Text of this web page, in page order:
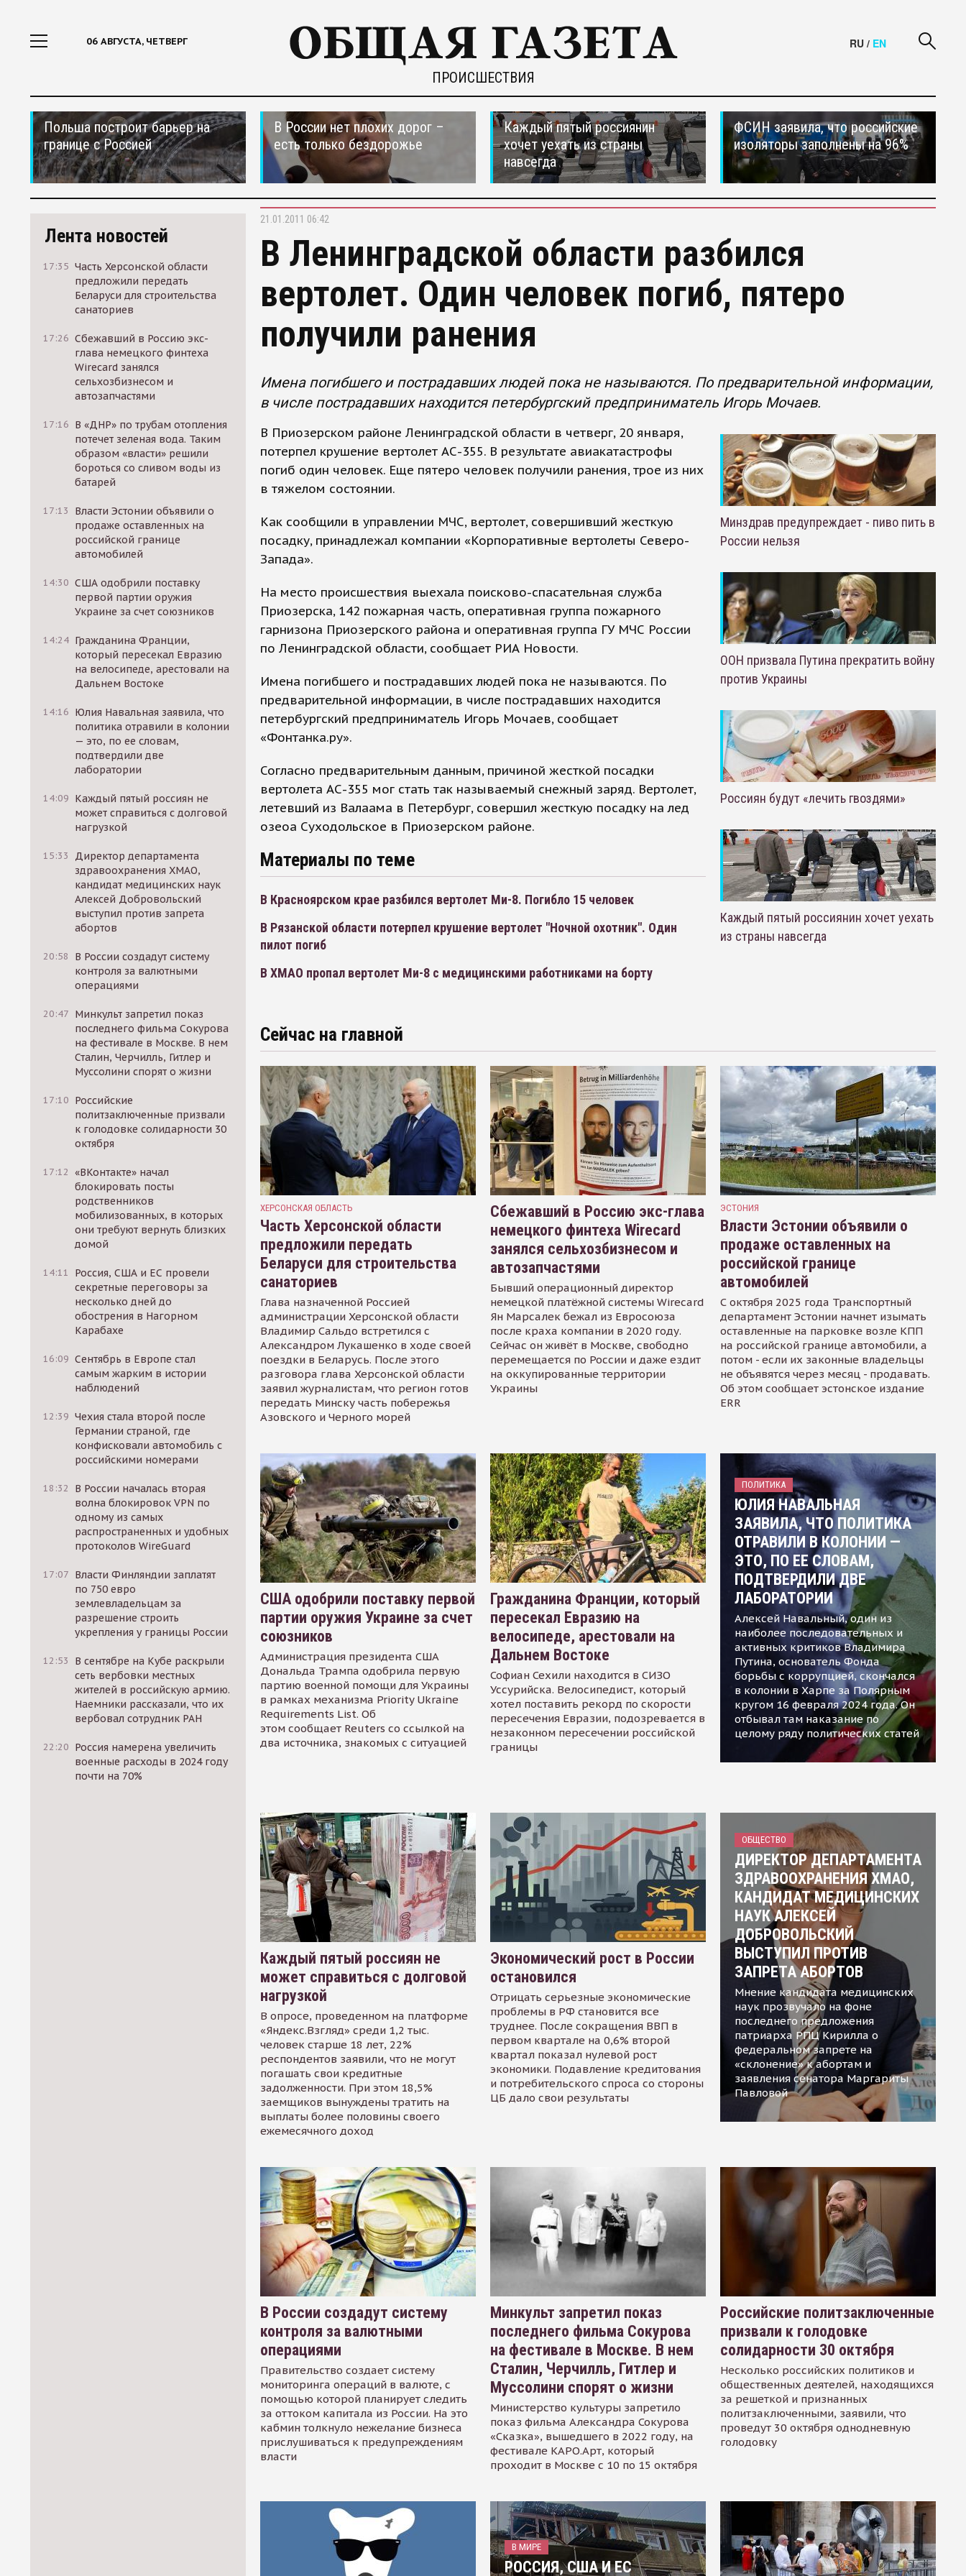
06 АВГУСТА, ЧЕТВЕРГ
ПРОИСШЕСТВИЯ
RU / EN
Польша построит барьер на
границе с Россией
В России нет плохих дорог –
есть только бездорожье
Каждый пятый россиянин
хочет уехать из страны
навсегда
ФСИН заявила, что российские
изоляторы заполнены на 96%
Лента новостей
17:35 Часть Херсонской области
предложили передать
Беларуси для строительства
санаториев
17:26 Сбежавший в Россию экс-
глава немецкого финтеха
Wirecard занялся
сельхозбизнесом и
автозапчастями
17:16 В «ДНР» по трубам отопления
потечет зеленая вода. Таким
образом «власти» решили
бороться со сливом воды из
батарей
17:13
Власти Эстонии объявили о
продаже оставленных на
российской границе
автомобилей
14:30 США одобрили поставку
первой партии оружия
Украине за счет союзников
14:24 Гражданина Франции,
который пересекал Евразию
на велосипеде, арестовали на
Дальнем Востоке
14:16 Юлия Навальная заявила, что
политика отравили в колонии
— это, по ее словам,
подтвердили две
лаборатории
14:09 Каждый пятый россиян не
может справиться с долговой
нагрузкой
15:33
Директор департамента
здравоохранения ХМАО,
кандидат медицинских наук
Алексей Добровольский
выступил против запрета
абортов
20:58
В России создадут систему
контроля за валютными
операциями
20:47 Минкульт запретил показ
последнего фильма Сокурова
на фестивале в Москве. В нем
Сталин, Черчилль, Гитлер и
Муссолини спорят о жизни
17:10 Российские
политзаключенные призвали
к голодовке солидарности 30
октября
17:12 «ВКонтакте» начал
блокировать посты
родственников
мобилизованных, в которых
они требуют вернуть близких
домой
14:11
Россия, США и ЕС провели
секретные переговоры за
несколько дней до
обострения в Нагорном
Карабахе
16:09 Сентябрь в Европе стал
самым жарким в истории
наблюдений
12:39 Чехия стала второй после
Германии страной, где
конфисковали автомобиль с
российскими номерами
18:32
В России началась вторая
волна блокировок VPN по
одному из самых
распространенных и удобных
протоколов WireGuard
17:07 Власти Финляндии заплатят
по 750 евро
землевладельцам за
разрешение строить
укрепления у границы России
12:53
В сентябре на Кубе раскрыли
сеть вербовки местных
жителей в российскую армию.
Наемники рассказали, что их
вербовал сотрудник РАН
22:20 Россия намерена увеличить
военные расходы в 2024 году
почти на 70%
21.01.2011 06:42
В Ленинградской области разбился
вертолет. Один человек погиб, пятеро
получили ранения
Имена погибшего и пострадавших людей пока не называются. По предварительной информации,
в числе пострадавших находится петербургский предприниматель Игорь Мочаев.
В Приозерском районе Ленинградской области в четверг, 20 января,
потерпел крушение вертолет АС-355. В результате авиакатастрофы
погиб один человек. Еще пятеро человек получили ранения, трое из них
в тяжелом состоянии.
Как сообщили в управлении МЧС, вертолет, совершивший жесткую
посадку, принадлежал компании «Корпоративные вертолеты Северо-
Запада».
На место происшествия выехала поисково-спасательная служба
Приозерска, 142 пожарная часть, оперативная группа пожарного
гарнизона Приозерского района и оперативная группа ГУ МЧС России
по Ленинградской области, сообщает РИА Новости.
Имена погибшего и пострадавших людей пока не называются. По
предварительной информации, в числе пострадавших находится
петербургский предприниматель Игорь Мочаев, сообщает
«Фонтанка.ру».
Согласно предварительным данным, причиной жесткой посадки
вертолета АС-355 мог стать так называемый снежный заряд. Вертолет,
летевший из Валаама в Петербург, совершил жесткую посадку на лед
озеоа Суходольское в Приозерском районе.
Материалы по теме
В Красноярском крае разбился вертолет Ми-8. Погибло 15 человек
В Рязанской области потерпел крушение вертолет "Ночной охотник". Один
пилот погиб
В ХМАО пропал вертолет Ми-8 с медицинскими работниками на борту
Минздрав предупреждает - пиво пить в
России нельзя
ООН призвала Путина прекратить войну
против Украины
Россиян будут «лечить гвоздями»
Каждый пятый россиянин хочет уехать
из страны навсегда
Сейчас на главной
ХЕРСОНСКАЯ ОБЛАСТЬ
Часть Херсонской области
предложили передать
Беларуси для строительства
санаториев
Глава назначенной Россией
администрации Херсонской области
Владимир Сальдо встретился с
Александром Лукашенко в ходе своей
поездки в Беларусь. После этого
разговора глава Херсонской области
заявил журналистам, что регион готов
передать Минску часть побережья
Азовского и Черного морей
Сбежавший в Россию экс-глава
немецкого финтеха Wirecard
занялся сельхозбизнесом и
автозапчастями
Бывший операционный директор
немецкой платёжной системы Wirecard
Ян Марсалек бежал из Евросоюза
после краха компании в 2020 году.
Сейчас он живёт в Москве, свободно
перемещается по России и даже ездит
на оккупированные территории
Украины
ЭСТОНИЯ
Власти Эстонии объявили о
продаже оставленных на
российской границе
автомобилей
С октября 2025 года Транспортный
департамент Эстонии начнет изымать
оставленные на парковке возле КПП
на российской границе автомобили, а
потом - если их законные владельцы
не объявятся через месяц - продавать.
Об этом сообщает эстонское издание
ERR
США одобрили поставку первой
партии оружия Украине за счет
союзников
Администрация президента США
Дональда Трампа одобрила первую
партию военной помощи для Украины
в рамках механизма Priority Ukraine
Requirements List. Об
этом сообщает Reuters со ссылкой на
два источника, знакомых с ситуацией
Гражданина Франции, который
пересекал Евразию на
велосипеде, арестовали на
Дальнем Востоке
Софиан Сехили находится в СИЗО
Уссурийска. Велосипедист, который
хотел поставить рекорд по скорости
пересечения Евразии, подозревается в
незаконном пересечении российской
границы
ПОЛИТИКА
ЮЛИЯ НАВАЛЬНАЯ
ЗАЯВИЛА, ЧТО ПОЛИТИКА
ОТРАВИЛИ В КОЛОНИИ —
ЭТО, ПО ЕЕ СЛОВАМ,
ПОДТВЕРДИЛИ ДВЕ
ЛАБОРАТОРИИ
Алексей Навальный, один из
наиболее последовательных и
активных критиков Владимира
Путина, основатель Фонда
борьбы с коррупцией, скончался
в колонии в Харпе за Полярным
кругом 16 февраля 2024 года. Он
отбывал там наказание по
целому ряду политических статей
Каждый пятый россиян не
может справиться с долговой
нагрузкой
В опросе, проведенном на платформе
«Яндекс.Взгляд» среди 1,2 тыс.
человек старше 18 лет, 22%
респондентов заявили, что не могут
погашать свои кредитные
задолженности. При этом 18,5%
заемщиков вынуждены тратить на
выплаты более половины своего
ежемесячного доход
Экономический рост в России
остановился
Отрицать серьезные экономические
проблемы в РФ становится все
труднее. После сокращения ВВП в
первом квартале на 0,6% второй
квартал показал нулевой рост
экономики. Подавление кредитования
и потребительского спроса со стороны
ЦБ дало свои результаты
ОБЩЕСТВО
ДИРЕКТОР ДЕПАРТАМЕНТА
ЗДРАВООХРАНЕНИЯ ХМАО,
КАНДИДАТ МЕДИЦИНСКИХ
НАУК АЛЕКСЕЙ
ДОБРОВОЛЬСКИЙ
ВЫСТУПИЛ ПРОТИВ
ЗАПРЕТА АБОРТОВ
Мнение кандидата медицинских
наук прозвучало на фоне
последнего предложения
патриарха РПЦ Кирилла о
федеральном запрете на
«склонение» к абортам и
заявления сенатора Маргариты
Павловой
В России создадут систему
контроля за валютными
операциями
Правительство создает систему
мониторинга операций в валюте, с
помощью которой планирует следить
за оттоком капитала из России. На это
кабмин толкнуло нежелание бизнеса
прислушиваться к предупреждениям
власти
Минкульт запретил показ
последнего фильма Сокурова
на фестивале в Москве. В нем
Сталин, Черчилль, Гитлер и
Муссолини спорят о жизни
Министерство культуры запретило
показ фильма Александра Сокурова
«Сказка», вышедшего в 2022 году, на
фестивале КАРО.Арт, который
проходит в Москве с 10 по 15 октября
Российские политзаключенные
призвали к голодовке
солидарности 30 октября
Несколько российских политиков и
общественных деятелей, находящихся
за решеткой и признанных
политзаключенными, заявили, что
проведут 30 октября однодневную
голодовку
В МИРЕ
РОССИЯ, США И ЕС